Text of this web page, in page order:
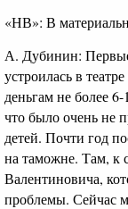
«НВ»: В
А. Дубинин:
устроилась в
деньгам не более
что было очень не
детей. Почти год
на таможне. Там, к
Валентиновича,
проблемы. Сейчас